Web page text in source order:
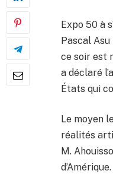
Expo 50 à
Pascal
ce soir est
a déclaré
États qui
Le moyen
réalités
M.